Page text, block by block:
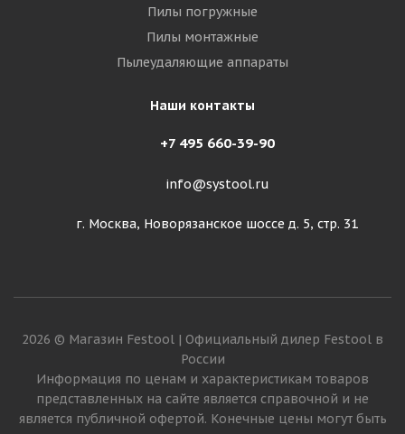
Пилы погружные
Пилы монтажные
Пылеудаляющие аппараты
Наши контакты
+7 495 660-39-90
info@systool.ru
г. Москва, Новорязанское шоссе д. 5, стр. 31
2026 © Магазин Festool | Официальный дилер Festool в
России
Информация по ценам и характеристикам товаров
представленных на сайте является справочной и не
является публичной офертой. Конечные цены могут быть